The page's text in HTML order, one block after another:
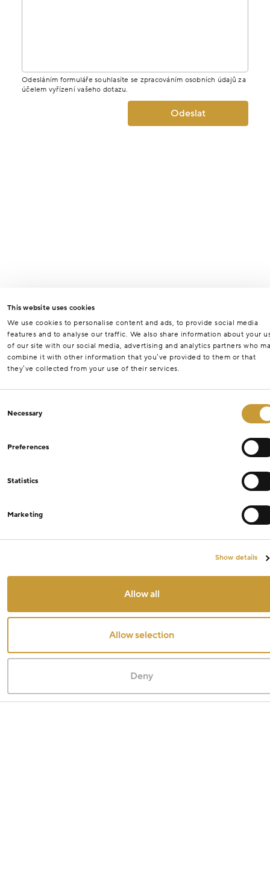
This website uses cookies
We use cookies to personalise content and ads, to provide social media
features and to analyse our traffic. We also share information about your
of our site with our social media, advertising and analytics partners who
combine it with other information that you’ve provided to them or that
they’ve collected from your use of their services.
Selection
Necessary
Preferences
Statistics
Marketing
Show details
Allow all
Allow selection
Deny
Odesláním formuláře souhlasíte se zpracováním osobních údajů za
účelem vyřízení vašeho dotazu.
Odeslat